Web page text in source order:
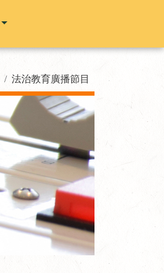
法治教育廣播節目